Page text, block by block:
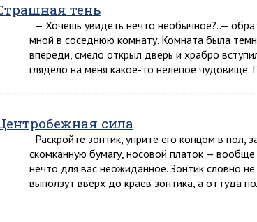
тень
— Хочешь увидеть нечто необычное?..—
мной в соседнюю комнату. Комната была
впереди, смело открыл дверь и храбро
глядело на меня какое-то нелепое чудовище.
сила
Раскройте зонтик, уприте его концом в пол,
скомканную бумагу, носовой платок —
нечто для вас неожиданное. Зонтик словно
выползут вверх до краев зонтика, а оттуда